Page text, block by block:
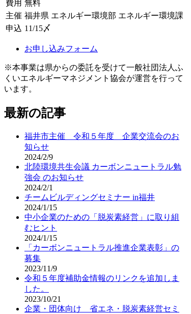
費用 無料
主催 福井県 エネルギー環境部 エネルギー環境課
申込 11/15〆
お申し込みフォーム
※本事業は県からの委託を受けて一般社団法人ふ
くいエネルギーマネジメント協会が運営を行って
います。
最新の記事
福井市主催 令和５年度 企業交流会のお
知らせ
2024/2/9
北陸環境共生会議 カーボンニュートラル勉
強会 のお知らせ
2024/2/1
チームビルディングセミナー in福井
2024/1/15
中小企業のための「脱炭素経営」に取り組
むヒント
2024/1/15
「カーボンニュートラル推進企業表彰」の
募集
2023/11/9
令和５年度補助金情報のリンクを追加しま
した。
2023/10/21
企業・団体向け 省エネ・脱炭素経営セミ